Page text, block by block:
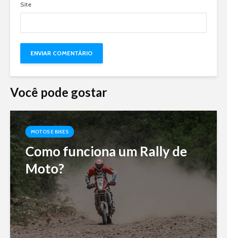
Site
Você pode gostar
MOTOS E BIKES
Como funciona um Rally de
Moto?